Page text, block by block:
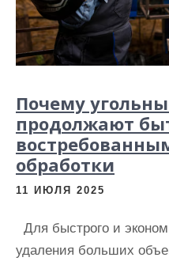
Почему
продолжают
обработки
11 ИЮЛЯ 2025
Для быстрого и
удаления больших